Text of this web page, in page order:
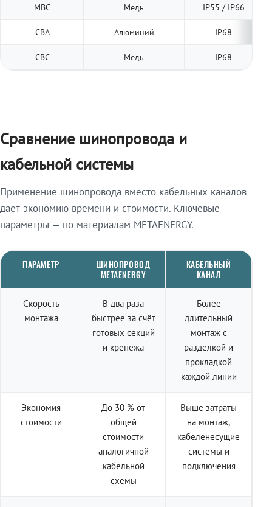
МВС Медь IP55 / IP66
СВА Алюминий IP68
СВС Медь IP68
Сравнение шинопровода и
кабельной системы
Применение шинопровода вместо кабельных каналов
даёт экономию времени и стоимости. Ключевые
параметры — по материалам METAENERGY.
ПАРАМЕТР
ШИНОПРОВОД
METAENERGY
КАБЕЛЬНЫЙ
КАНАЛ
Скорость
монтажа
В два раза
быстрее за счёт
готовых секций
и крепежа
Более
длительный
монтаж с
разделкой и
прокладкой
каждой линии
Экономия
стоимости
До 30 % от
общей
стоимости
аналогичной
кабельной
схемы
Выше затраты
на монтаж,
кабеленесущие
системы и
подключения